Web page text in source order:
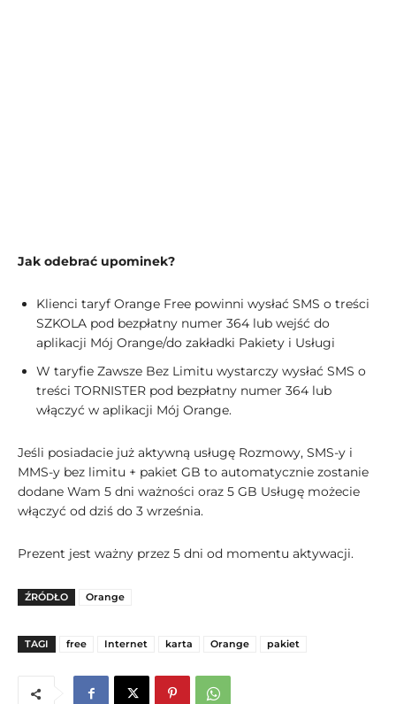
Jak odebrać upominek?
Klienci taryf Orange Free powinni wysłać SMS o treści
SZKOLA pod bezpłatny numer 364 lub wejść do
aplikacji Mój Orange/do zakładki Pakiety i Usługi
W taryfie Zawsze Bez Limitu wystarczy wysłać SMS o
treści TORNISTER pod bezpłatny numer 364 lub
włączyć w aplikacji Mój Orange.
Jeśli posiadacie już aktywną usługę Rozmowy, SMS-y i
MMS-y bez limitu + pakiet GB to automatycznie zostanie
dodane Wam 5 dni ważności oraz 5 GB Usługę możecie
włączyć od dziś do 3 września.
Prezent jest ważny przez 5 dni od momentu aktywacji.
ŹRÓDŁO Orange
TAGI free Internet karta Orange pakiet